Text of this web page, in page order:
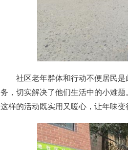
社区老年群体和行动不便居民
务，切实解决了他们生活中的小难
这样的活动既实用又暖心，让年味变